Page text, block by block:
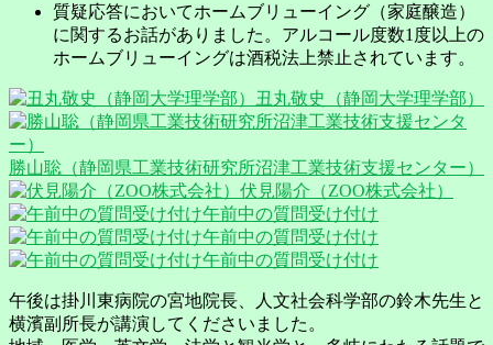
質疑応答においてホームブリューイング（家庭醸造）
に関するお話がありました。アルコール度数1度以上の
ホームブリューイングは酒税法上禁止されています。
丑丸敬史（静岡大学理学部）
勝山聡（静岡県工業技術研究所沼津工業技術支援センター）
伏見陽介（ZOO株式会社）
午前中の質問受け付け
午前中の質問受け付け
午前中の質問受け付け
午後は掛川東病院の宮地院長、人文社会科学部の鈴木先生と
横濱副所長が講演してくださいました。